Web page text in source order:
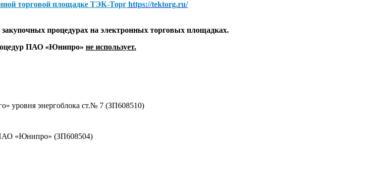
торговой площадке ТЭК-Торг https://tektorg.ru/
процедурах на электронных торговых площадках.
ПАО «Юнипро» не использует.
уровня энергоблока ст.№ 7 (ЗП608510)
«Юнипро» (ЗП608504)